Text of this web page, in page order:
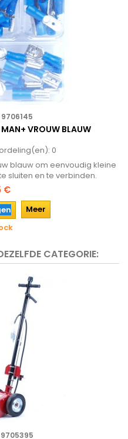
9706145
VROUW BLAUW
0
blauw om eenvoudig kleine
sluiten en te verbinden.
€
Meer
CATEGORIE:
9705395